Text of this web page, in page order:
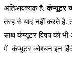
अतिआवश्यक है. कंप्यूटर
तरह से याद नहीं करते है.
साथ कंप्यूटर विषय को
में कंप्यूटर क्वेश्चन इन